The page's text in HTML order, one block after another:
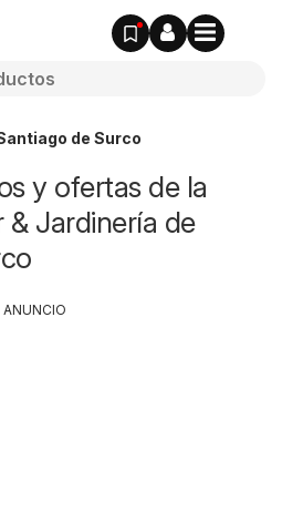
de Surco
y ofertas de la
Jardinería de
ANUNCIO